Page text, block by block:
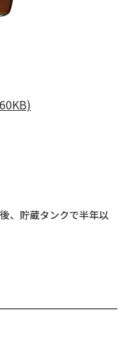
、貯蔵タンクで半年以